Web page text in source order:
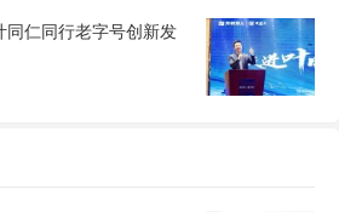
同仁同行老字号创新发